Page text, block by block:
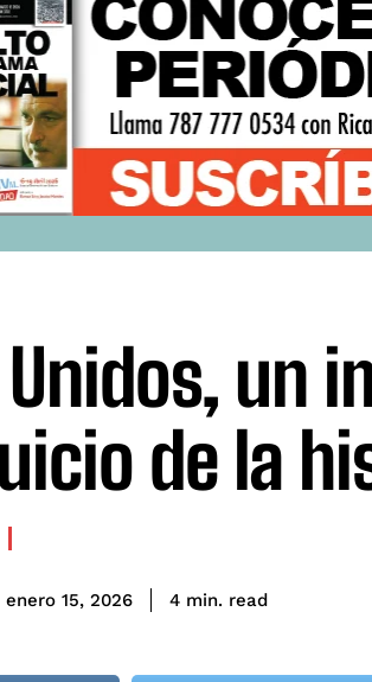
un
de la
enero 15, 2026 4 min. read